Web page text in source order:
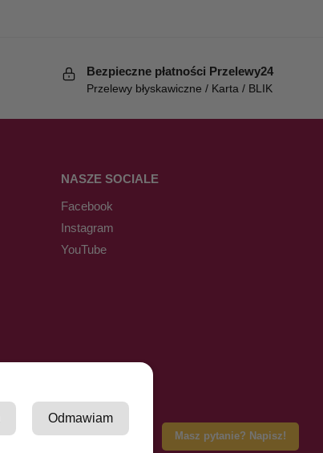
Masz pytanie? Napisz!
Bezpieczne płatności Przelewy24
Przelewy błyskawiczne / Karta / BLIK
NASZE SOCIALE
Facebook
Instagram
YouTube
Odmawiam